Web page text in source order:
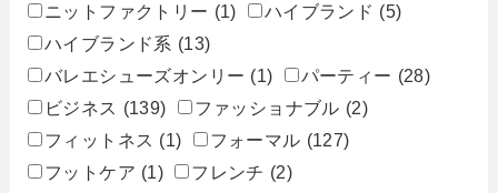
ニットファクトリー (1) ハイブランド (5)
ハイブランド系 (13)
バレエシューズオンリー (1) パーティー (28)
ビジネス (139) ファッショナブル (2)
フィットネス (1) フォーマル (127)
フットケア (1) フレンチ (2)